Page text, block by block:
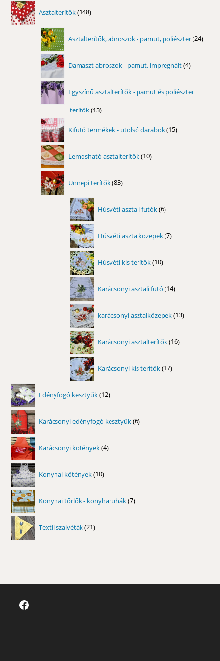
Asztalterítők 148
termék
Asztalterítők, abroszok - pamut, poliészter 24
Damaszt abroszok - pamut, impregnált 4
termék
Egyszínű asztalterítők - pamut és poliészter
terítők 1313
Kifutó termékek - utolsó darabok 15
termék
Lemosható asztalterítők 10
termék
Ünnepi terítők 83
termék
Húsvéti asztali futók 6
termék
Húsvéti asztalközepek 7
termék
Húsvéti kis terítők 10
termék
Karácsonyi asztali futó 14
termék
karácsonyi asztalközepek 13
termék
Karácsonyi asztalterítők 16
termék
Karácsonyi kis terítők 17
termék
Edényfogó kesztyűk 12
termék
Karácsonyi edényfogó kesztyűk 6
termék
Karácsonyi kötények 4
termék
Konyhai kötények 10
termék
Konyhai tőrlők - konyharuhák 7
termék
Textil szalvéták 21
termék
Facebook